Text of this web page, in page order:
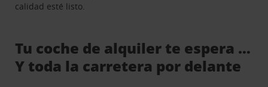
calidad esté listo.
Tu coche de alquiler te espera …
Y toda la carretera por delante